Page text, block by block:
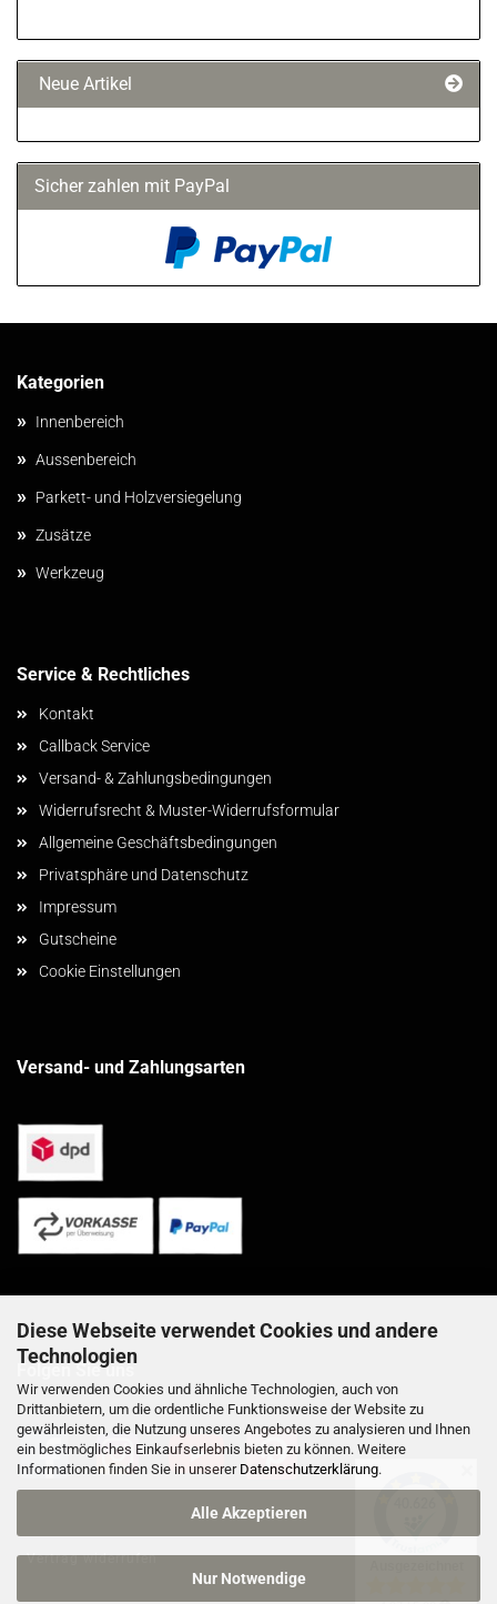
Diese Webseite verwendet Cookies und andere
Technologien
Wir verwenden Cookies und ähnliche Technologien, auch von
Drittanbietern, um die ordentliche Funktionsweise der Website zu
gewährleisten, die Nutzung unseres Angebotes zu analysieren und Ihnen
ein bestmögliches Einkaufserlebnis bieten zu können. Weitere
Informationen finden Sie in unserer Datenschutzerklärung.
Alle Akzeptieren
Nur Notwendige
Neue Artikel
Sicher zahlen mit PayPal
Kategorien
» Innenbereich
» Aussenbereich
» Parkett- und Holzversiegelung
» Zusätze
» Werkzeug
Service & Rechtliches
Kontakt
Callback Service
Versand- & Zahlungsbedingungen
Widerrufsrecht & Muster-Widerrufsformular
Allgemeine Geschäftsbedingungen
Privatsphäre und Datenschutz
Impressum
Gutscheine
Cookie Einstellungen
Versand- und Zahlungsarten
Folgen Sie uns
Vertrag widerrufen